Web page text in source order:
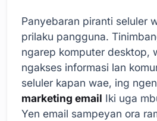
Panyebaran piranti seluler
prilaku pangguna.
ngarep komputer desktop,
ngakses informasi lan
seluler kapan wae, ing
marketing email Iki uga
Yen email sampeyan ora